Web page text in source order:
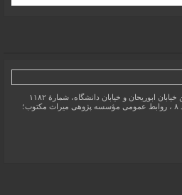
تهران، خیابان انقلاب اسلامی، بین خیابان ابوریحان و خیابان دانشگاه، شمارۀ ۱۱۸۲
(ساختمان فروردین)، طبقۀ دوم، واحد ۸ ، روابط عمومی مؤسسه پژوهی میراث مکتوب؛